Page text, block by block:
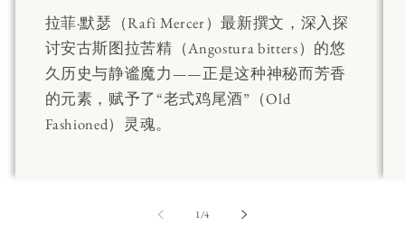
拉菲·默瑟（Rafi Mercer）最新撰文，深入探
讨安古斯图拉苦精（Angostura bitters）的悠
久历史与静谧魔力——正是这种神秘而芳香
的元素，赋予了“老式鸡尾酒”（Old
Fashioned）灵魂。
1 /第
4